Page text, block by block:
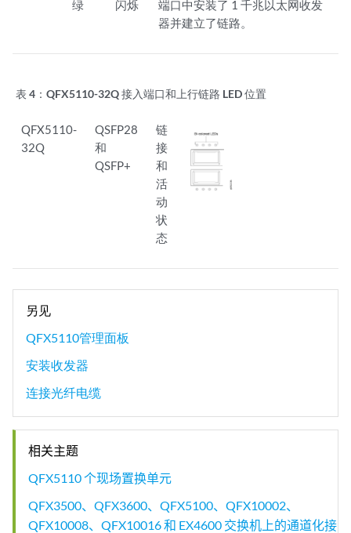
绿 闪烁
端口中安装了 1 千兆以太网收发
器并建立了链路。
表 4： QFX5110-32Q 接入端口和上行链路 LED 位置
QFX5110-
32Q
QSFP28
和
QSFP+
链
接
和
活
动
状
态
另见
QFX5110管理面板
安装收发器
连接光纤电缆
相关主题
QFX5110 个现场置换单元
QFX3500、QFX3600、QFX5100、QFX10002、
QFX10008、QFX10016 和 EX4600 交换机上的通道化接